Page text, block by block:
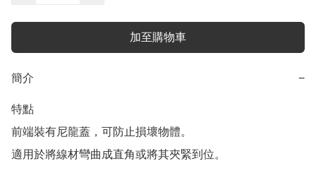
加至購物車
簡介 −
特點
前端裝有尼龍蓋，可防止損壞物體。
適用於將線材彎曲成直角或將其夾緊到位。